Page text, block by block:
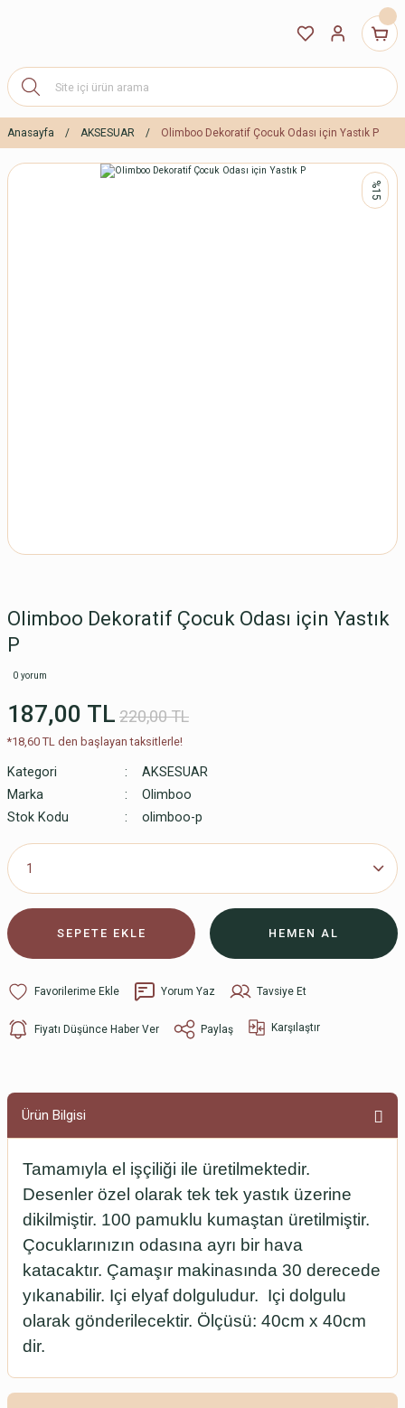
Anasayfa AKSESUAR Olimboo Dekoratif Çocuk Odası için Yastık P
%15
Olimboo Dekoratif Çocuk Odası için Yastık
P
0 yorum
187,00 TL 220,00 TL
*18,60 TL den başlayan taksitlerle!
Kategori
AKSESUAR
Marka
Olimboo
Stok Kodu
olimboo-p
SEPETE EKLE HEMEN AL
Yorum Yaz Tavsiye Et
Fiyatı Düşünce Haber Ver Paylaş Karşılaştır
Ürün Bilgisi
Tamamıyla el işçiliği ile üretilmektedir.
Desenler özel olarak tek tek yastık üzerine
dikilmiştir. 100 pamuklu kumaştan üretilmiştir.
Çocuklarınızın odasına ayrı bir hava
katacaktır. Çamaşır makinasında 30 derecede
yıkanabilir. Içi elyaf dolguludur. Içi dolgulu
olarak gönderilecektir. Ölçüsü: 40cm x 40cm
dir.